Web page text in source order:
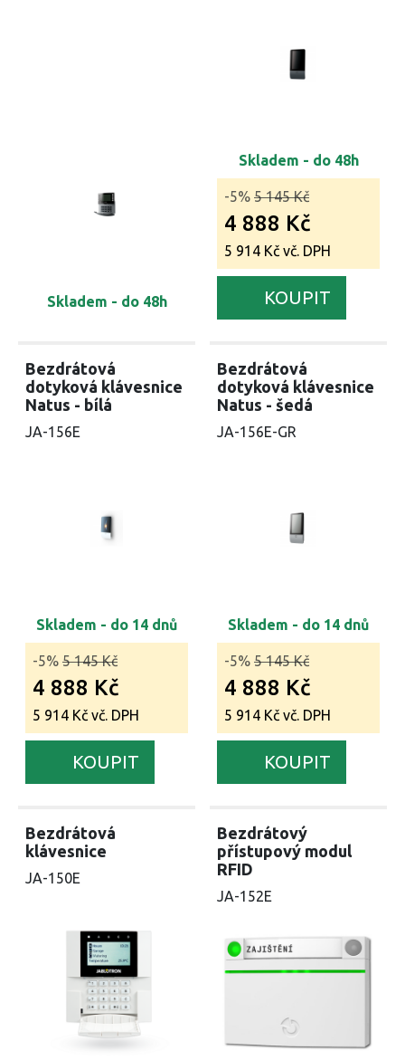
Skladem - do 48h
Skladem - do 48h
-5% 5 145 Kč
4 888 Kč
5 914 Kč vč. DPH
KOUPIT
Bezdrátová
dotyková klávesnice
Natus - bílá
JA-156E
Skladem - do 14 dnů
-5% 5 145 Kč
4 888 Kč
5 914 Kč vč. DPH
KOUPIT
Bezdrátová
dotyková klávesnice
Natus - šedá
JA-156E-GR
Skladem - do 14 dnů
-5% 5 145 Kč
4 888 Kč
5 914 Kč vč. DPH
KOUPIT
Bezdrátová
klávesnice
JA-150E
Bezdrátový
přístupový modul
RFID
JA-152E